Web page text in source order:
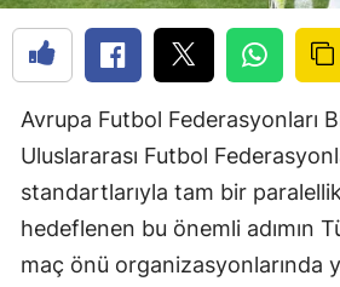
Avrupa Futbol Federasyonları
Uluslararası Futbol
standartlarıyla tam bir
hedeflenen bu önemli adımın
maç önü organizasyonlarında